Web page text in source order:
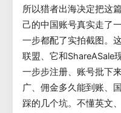
所以猎者出海决定把这
己的中国账号真实走了
一步都配了实拍截图。
联盟、它和ShareASale
一步步注册、账号批下
广、佣金多久能到账、
踩的几个坑。不懂英文